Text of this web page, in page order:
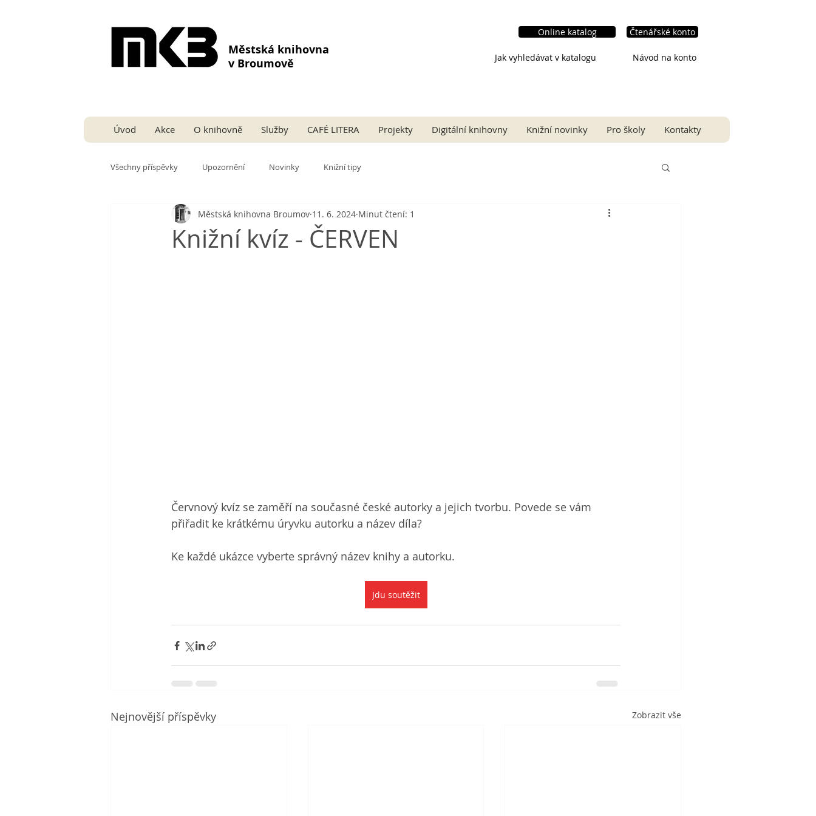
Městská knihovna
v Broumově
Online katalog
Jak vyhledávat v katalogu
Čtenářské konto
Návod na konto
Úvod Akce O knihovně Služby CAFÉ LITERA Projekty Digitální knihovny Knižní novinky Pro školy Kontakty
Všechny příspěvky Upozornění Novinky Knižní tipy
Knižní kvíz - ČERVEN
Městská knihovna Broumov 11. 6. 2024 Minut čtení: 1
Červnový kvíz se zaměří na současné české autorky a jejich tvorbu. Povede se vám
přiřadit ke krátkému úryvku autorku a název díla?
Ke každé ukázce vyberte správný název knihy a autorku.
Jdu soutěžit
Nejnovější příspěvky Zobrazit vše